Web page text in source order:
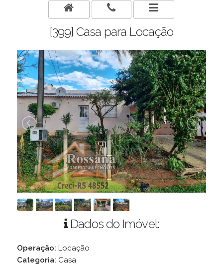
[399] Casa para Locação
Dados do Imóvel:
Operação: Locação
Categoria: Casa